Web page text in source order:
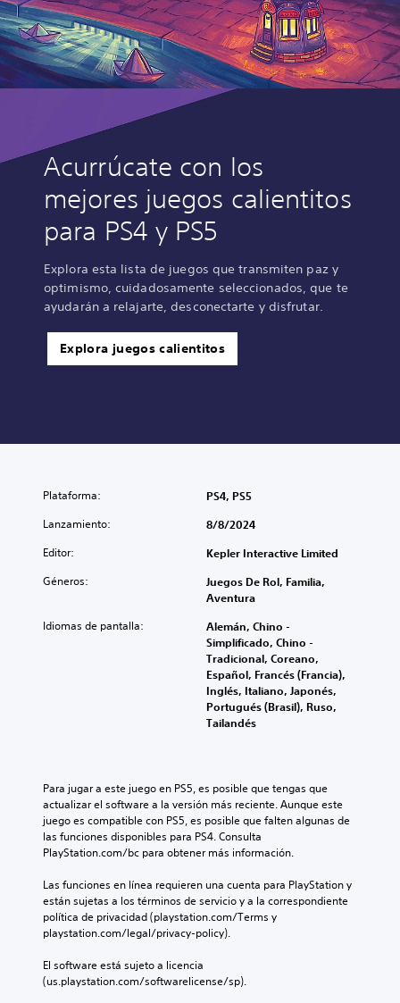
Acurrúcate con los
mejores juegos calientitos
para PS4 y PS5
Explora esta lista de juegos que transmiten paz y
optimismo, cuidadosamente seleccionados, que te
ayudarán a relajarte, desconectarte y disfrutar.
Explora juegos calientitos
Plataforma: PS4, PS5
Lanzamiento: 8/8/2024
Editor: Kepler Interactive Limited
Géneros:
Juegos De Rol, Familia,
Aventura
Idiomas de pantalla:
Alemán, Chino -
Simplificado, Chino -
Tradicional, Coreano,
Español, Francés (Francia),
Inglés, Italiano, Japonés,
Portugués (Brasil), Ruso,
Tailandés
Para jugar a este juego en PS5, es posible que tengas que
actualizar el software a la versión más reciente. Aunque este
juego es compatible con PS5, es posible que falten algunas de
las funciones disponibles para PS4. Consulta
PlayStation.com/bc para obtener más información.
Las funciones en línea requieren una cuenta para PlayStation y
están sujetas a los términos de servicio y a la correspondiente
política de privacidad (playstation.com/Terms y
playstation.com/legal/privacy-policy).
El software está sujeto a licencia
(us.playstation.com/softwarelicense/sp).